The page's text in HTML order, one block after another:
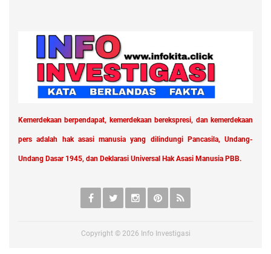
Kemerdekaan berpendapat, kemerdekaan berekspresi, dan kemerdekaan
pers adalah hak asasi manusia yang dilindungi Pancasila, Undang-
Undang Dasar 1945, dan Deklarasi Universal Hak Asasi Manusia PBB.
Copyright © 2026 Info Investigasi